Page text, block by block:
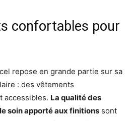
confortables pour
repose en grande partie sur sa
: des vêtements
accessibles. La qualité des
soin apporté aux finitions sont